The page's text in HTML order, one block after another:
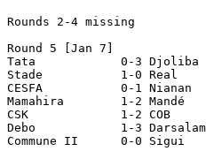
Rounds 2-4 missing
Round 5 [Jan 7]
Tata            0-3 Djoliba
Stade           1-0 Real
CESFA           0-1 Nianan
Mamahira        1-2 Mandé
CSK             1-2 COB
Debo            1-3 Darsalam
Commune II      0-0 Sigui